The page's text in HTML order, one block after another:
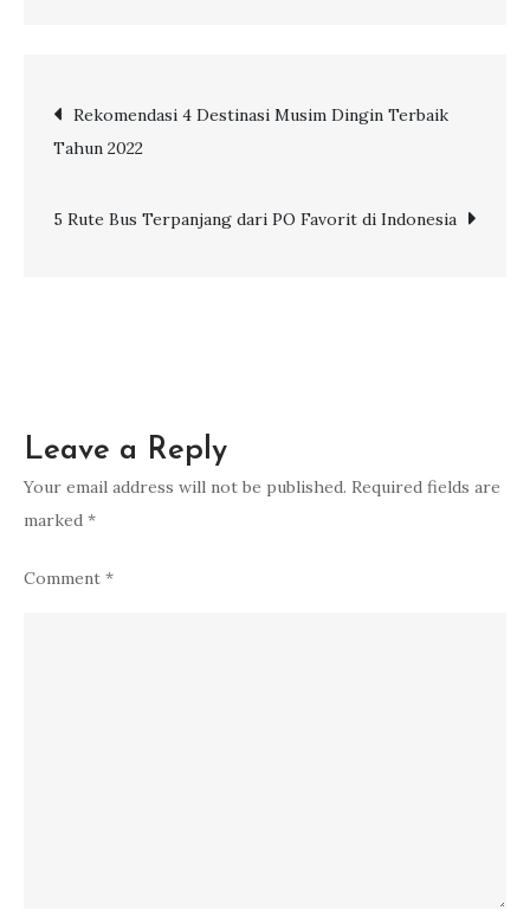
Sambut
2023
Post
Rekomendasi 4 Destinasi Musim Dingin Terbaik
Tahun 2022
5 Rute Bus Terpanjang dari PO Favorit di Indonesia
Leave a Reply
Your email address will not be published. Required fields are
marked *
Comment *